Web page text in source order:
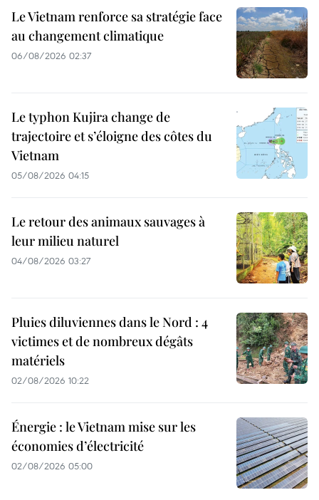
Le Vietnam renforce sa stratégie face
au changement climatique
06/08/2026 02:37
Le typhon Kujira change de
trajectoire et s’éloigne des côtes du
Vietnam
05/08/2026 04:15
Le retour des animaux sauvages à
leur milieu naturel
04/08/2026 03:27
Pluies diluviennes dans le Nord : 4
victimes et de nombreux dégâts
matériels
02/08/2026 10:22
Énergie : le Vietnam mise sur les
économies d’électricité
02/08/2026 05:00